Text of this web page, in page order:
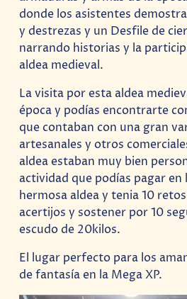
donde los asistentes
y destrezas y un Desfile de
narrando historias y la
aldea medieval.
La visita por esta aldea
época y podías encontrarte
que contaban con una gran
artesanales y otros
aldea estaban muy bien
actividad que podías pagar en
hermosa aldea y tenia 10
acertijos y sostener por 10
escudo de 20kilos.
El lugar perfecto para los
de fantasía en la Mega XP.